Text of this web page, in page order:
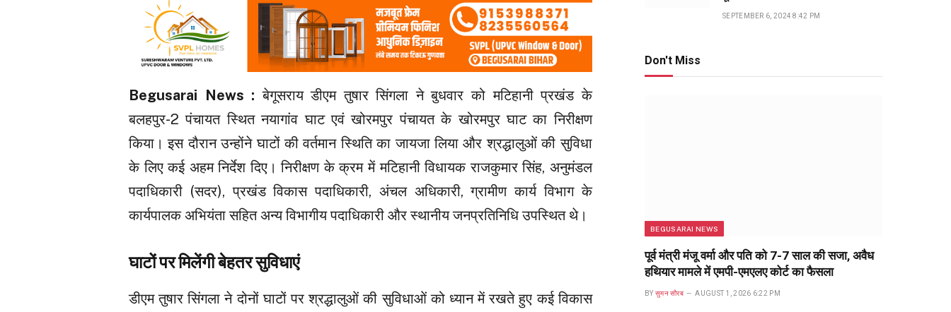
Begusarai News :बेगूसराय डीएम तुषार सिंगला ने बुधवार को मटिहानी प्रखंड के
बलहपुर-2 पंचायत स्थित नयागांव घाट एवं खोरमपुर पंचायत के खोरमपुर घाट का निरीक्षण
किया। इस दौरान उन्होंने घाटों की वर्तमान स्थिति का जायजा लिया और श्रद्धालुओं की सुविधा
के लिए कई अहम निर्देश दिए। निरीक्षण के क्रम में मटिहानी विधायक राजकुमार सिंह, अनुमंडल
पदाधिकारी (सदर), प्रखंड विकास पदाधिकारी, अंचल अधिकारी, ग्रामीण कार्य विभाग के
कार्यपालक अभियंता सहित अन्य विभागीय पदाधिकारी और स्थानीय जनप्रतिनिधि उपस्थित थे।
घाटों पर मिलेंगी बेहतर सुविधाएं
डीएम तुषार सिंगला ने दोनों घाटों पर श्रद्धालुओं की सुविधाओं को ध्यान में रखते हुए कई विकास
SEPTEMBER 6, 2024 8:42 PM
Don't Miss
BEGUSARAI NEWS
पूर्व मंत्री मंजू वर्मा और पति को 7-7 साल की सजा, अवैध
हथियार मामले में एमपी-एमएलए कोर्ट का फैसला
BY सुमन सौरब AUGUST 1, 2026 6:22 PM